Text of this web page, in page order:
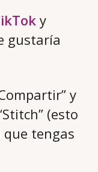
y
gustaría
y
(esto
que tengas